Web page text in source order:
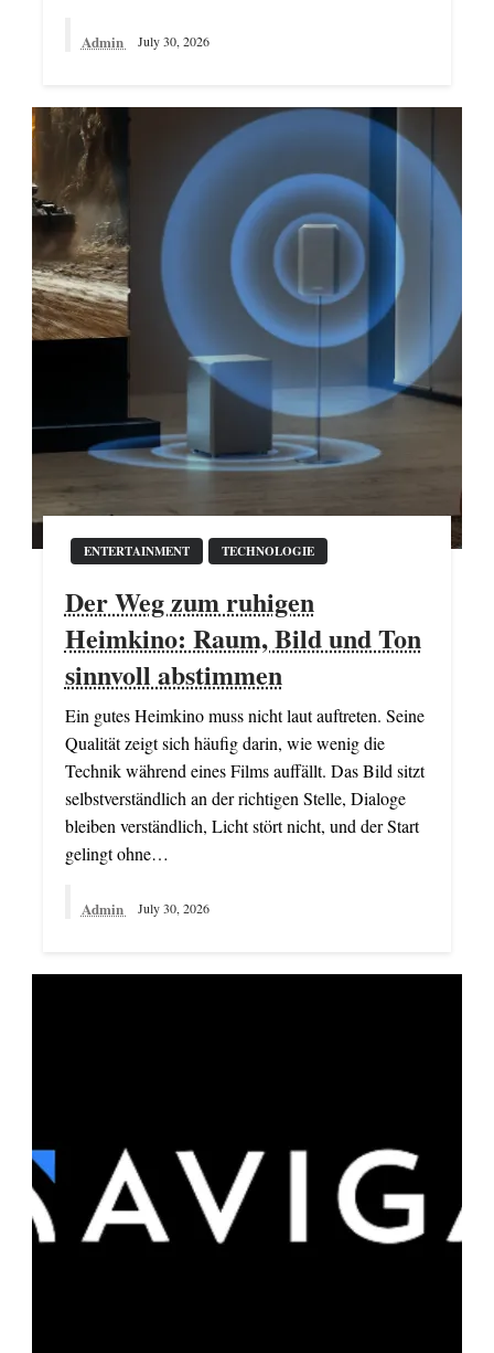
Admin July 30, 2026
ENTERTAINMENT TECHNOLOGIE
Der Weg zum ruhigen
Heimkino: Raum, Bild und Ton
sinnvoll abstimmen
Ein gutes Heimkino muss nicht laut auftreten. Seine
Qualität zeigt sich häufig darin, wie wenig die
Technik während eines Films auffällt. Das Bild sitzt
selbstverständlich an der richtigen Stelle, Dialoge
bleiben verständlich, Licht stört nicht, und der Start
gelingt ohne…
Admin July 30, 2026